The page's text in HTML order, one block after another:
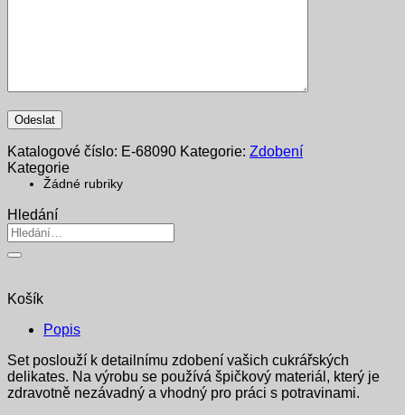
Katalogové číslo: E-68090 Kategorie: Zdobení
Kategorie
Žádné rubriky
Hledání
Hledat:
Košík
Popis
Set poslouží k detailnímu zdobení vašich cukrářských
delikates. Na výrobu se používá špičkový materiál, který je
zdravotně nezávadný a vhodný pro práci s potravinami.